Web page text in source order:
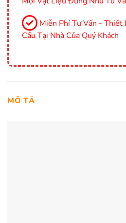
Miễn Phí Tư Vấn - Thiết
Cầu Tại Nhà Của Quý Khách
MÔ TẢ